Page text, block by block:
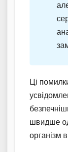
Ці
швидше
організм